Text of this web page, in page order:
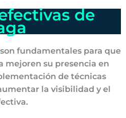
de
son fundamentales para que
mejoren su presencia en
de técnicas
la visibilidad y el